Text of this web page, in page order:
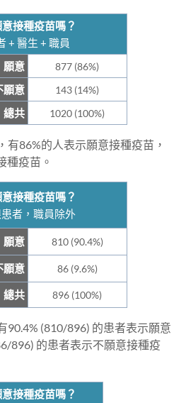
接種疫苗嗎？
+ 醫生 + 職員
願意
877 (86%)
願意 143 (14%)
總共 1020 (100%)
有86%的人表示願意接種疫苗，
種疫苗。
接種疫苗嗎？
者，職員除外
願意 810 (90.4%)
願意 86 (9.6%)
總共 896 (100%)
90.4% (810/896) 的患者表示願意
896) 的患者表示不願意接種疫
接種疫苗嗎？